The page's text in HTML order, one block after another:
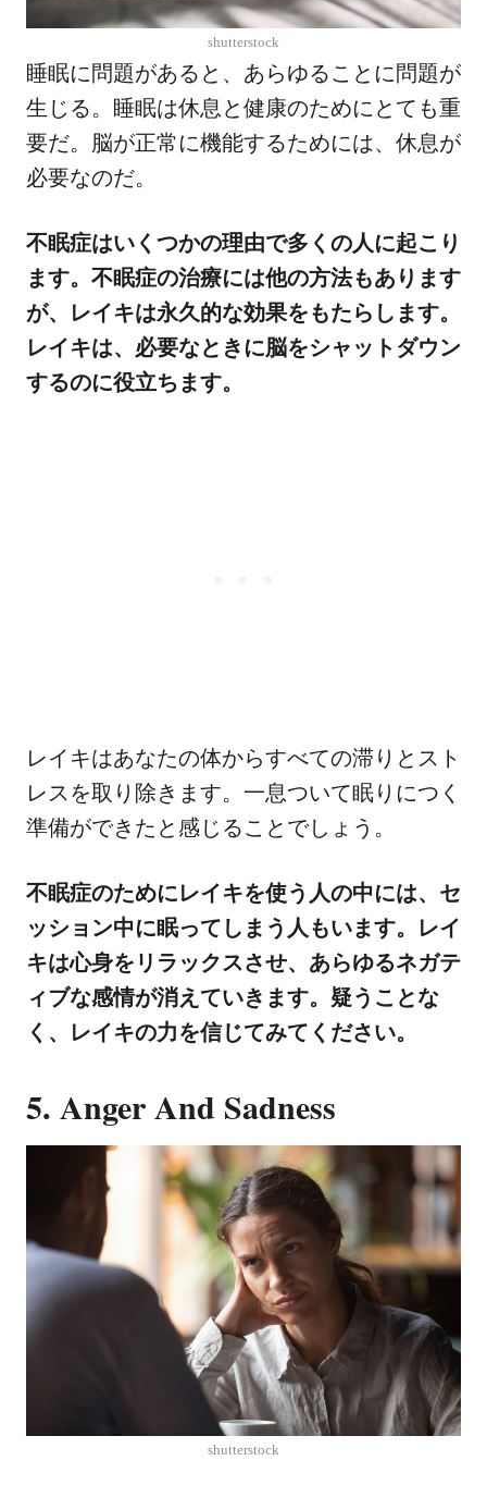
shutterstock
睡眠に問題があると、あらゆることに問題が
生じる。睡眠は休息と健康のためにとても重
要だ。脳が正常に機能するためには、休息が
必要なのだ。
不眠症はいくつかの理由で多くの人に起こり
ます。不眠症の治療には他の方法もあります
が、レイキは永久的な効果をもたらします。
レイキは、必要なときに脳をシャットダウン
するのに役立ちます。
レイキはあなたの体からすべての滞りとスト
レスを取り除きます。一息ついて眠りにつく
準備ができたと感じることでしょう。
不眠症のためにレイキを使う人の中には、セ
ッション中に眠ってしまう人もいます。レイ
キは心身をリラックスさせ、あらゆるネガテ
ィブな感情が消えていきます。疑うことな
く、レイキの力を信じてみてください。
5. Anger And Sadness
shutterstock